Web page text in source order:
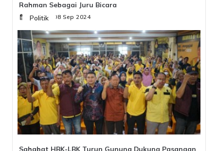
Rahman Sebagai Juru Bicara
Minggu, 08 Sep 2024
Politik
Sahabat HBK-LBK Turun Gunung Dukung Pasangan